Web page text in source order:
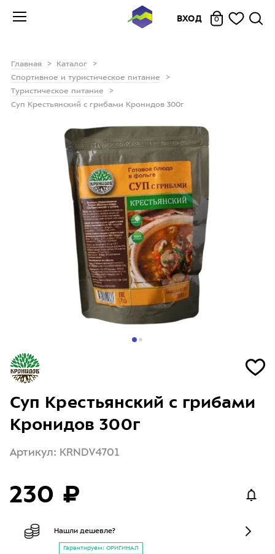
ВХОД 0
Главная
Каталог
Спортивное и туристическое питание
Туристическое питание
Суп Крестьянский с грибами Кронидов 300г
Суп Крестьянский с грибами
Кронидов 300г
Артикул: KRNDV4701
230 ₽
Нашли дешевле?
Гарантируем: ОРИГИНАЛ